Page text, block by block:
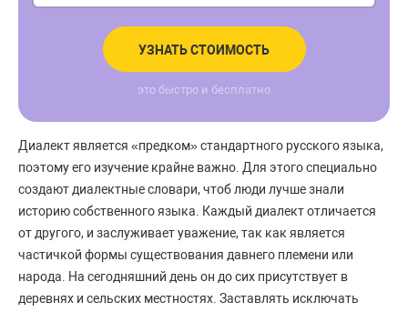
УЗНАТЬ СТОИМОСТЬ
это быстро и бесплатно
Диалект является «предком» стандартного русского языка,
поэтому его изучение крайне важно. Для этого специально
создают диалектные словари, чтоб люди лучше знали
историю собственного языка. Каждый диалект отличается
от другого, и заслуживает уважение, так как является
частичкой формы существования давнего племени или
народа. На сегодняшний день он до сих присутствует в
деревнях и сельских местностях. Заставлять исключать